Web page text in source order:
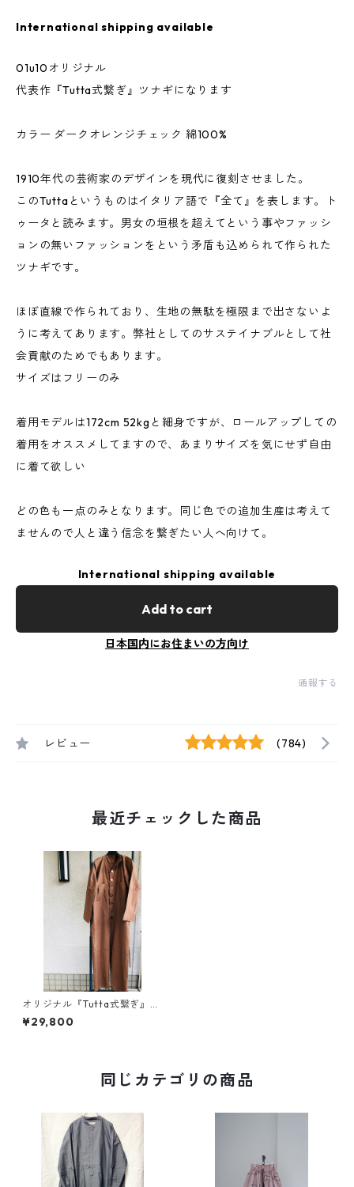
International shipping available
01u10オリジナル
代表作『Tutta式繋ぎ』ツナギになります
カラー ダークオレンジチェック 綿100%
1910年代の芸術家のデザインを現代に復刻させました。
このTuttaというものはイタリア語で『全て』を表します。ト
ゥータと読みます。男女の垣根を超えてという事やファッシ
ョンの無いファッションをという矛盾も込められて作られた
ツナギです。
ほぼ直線で作られており、生地の無駄を極限まで出さないよ
うに考えてあります。弊社としてのサステイナブルとして社
会貢献のためでもあります。
サイズはフリーのみ
着用モデルは172cm 52kgと細身ですが、ロールアップしての
着用をオススメしてますので、あまりサイズを気にせず自由
に着て欲しい
どの色も一点のみとなります。同じ色での追加生産は考えて
ませんので人と違う信念を繋ぎたい人へ向けて。
International shipping available
Add to cart
日本国内にお住まいの方向け
通報する
レビュー (784)
最近チェックした商品
オリジナル『Tutta式繋ぎ』01
u10
¥29,800
同じカテゴリの商品